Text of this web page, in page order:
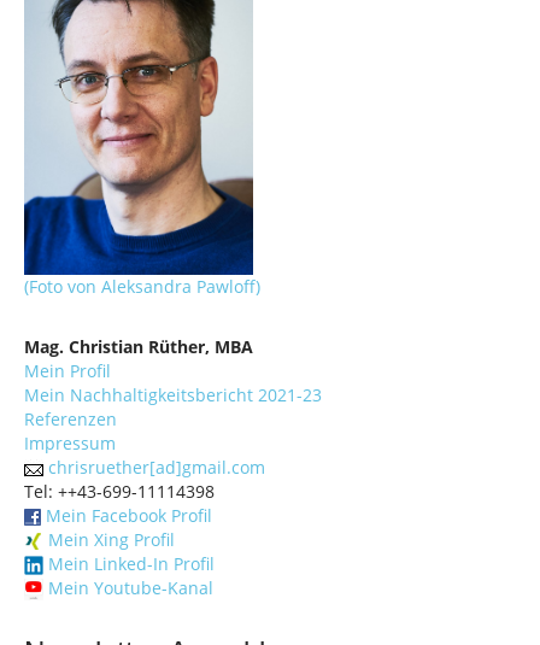
(Foto von Aleksandra Pawloff)
Mag. Christian Rüther, MBA
Mein Profil
Mein Nachhaltigkeitsbericht 2021-23
Referenzen
Impressum
chrisruether[ad]gmail.com
Tel: ++43-699-11114398
Mein Facebook Profil
Mein Xing Profil
Mein Linked-In Profil
Mein Youtube-Kanal